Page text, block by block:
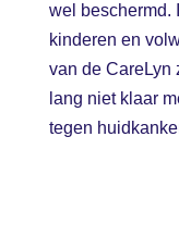
wel beschermd.
kinderen en
van de CareLyn
lang niet klaar
tegen